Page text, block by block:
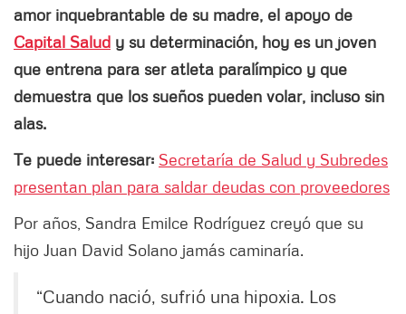
amor inquebrantable de su madre, el apoyo de
Capital Salud y su determinación, hoy es un joven
que entrena para ser atleta paralímpico y que
demuestra que los sueños pueden volar, incluso sin
alas.
Te puede interesar: Secretaría de Salud y Subredes
presentan plan para saldar deudas con proveedores
Por años, Sandra Emilce Rodríguez creyó que su
hijo Juan David Solano jamás caminaría.
“Cuando nació, sufrió una hipoxia. Los